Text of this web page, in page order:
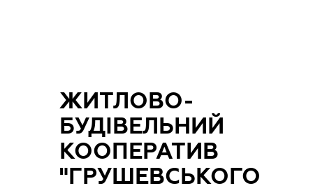
ЖИТЛОВО-
БУДІВЕЛЬНИЙ
КООПЕРАТИВ
"ГРУШЕВСЬКОГО